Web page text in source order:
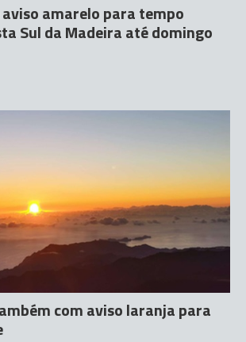
aviso amarelo para tempo
Sul da Madeira até domingo
com aviso laranja para